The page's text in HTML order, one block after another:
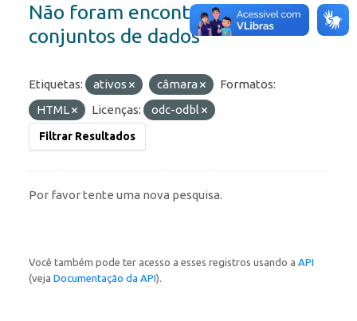
Não foram encontrados
conjuntos de dados
Etiquetas: ativos câmara
Formatos:
HTML
Licenças: odc-odbl
Filtrar Resultados
Por favor tente uma nova pesquisa.
Você também pode ter acesso a esses registros usando a API
(veja Documentação da API).